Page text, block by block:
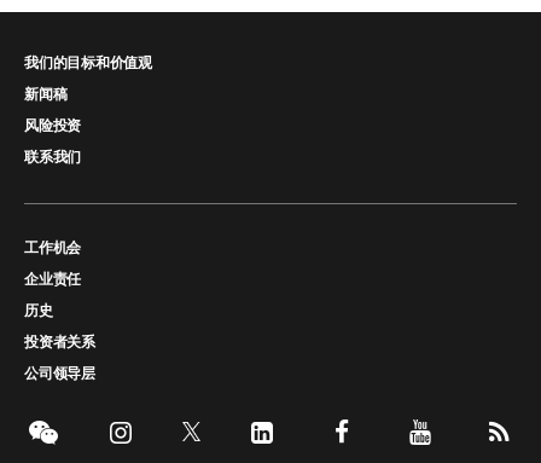
我们的目标和价值观
新闻稿
风险投资
联系我们
工作机会
企业责任
历史
投资者关系
公司领导层